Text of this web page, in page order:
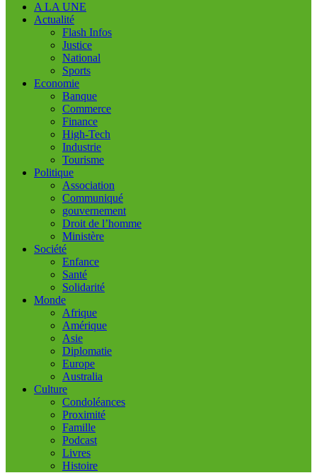
A LA UNE
Actualité
Flash Infos
Justice
National
Sports
Economie
Banque
Commerce
Finance
High-Tech
Industrie
Tourisme
Politique
Association
Communiqué
gouvernement
Droit de l’homme
Ministère
Société
Enfance
Santé
Solidarité
Monde
Afrique
Amérique
Asie
Diplomatie
Europe
Australia
Culture
Condoléances
Proximité
Famille
Podcast
Livres
Histoire